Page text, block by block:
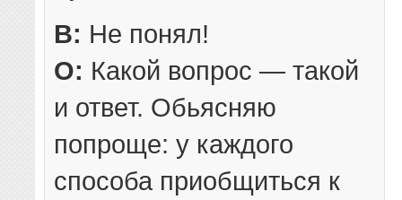
В: Не понял!
О: Какой вопрос — такой
и ответ. Обьясняю
попроще: у каждого
способа приобщиться к